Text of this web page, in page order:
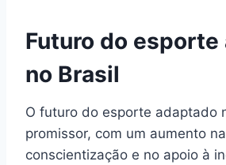
Futuro do esporte
no Brasil
O futuro do esporte adaptado
promissor, com um aumento na
conscientização e no apoio à